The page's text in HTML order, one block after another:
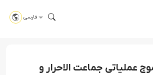
فارسی
عملیاتی جماعت الاحرار و